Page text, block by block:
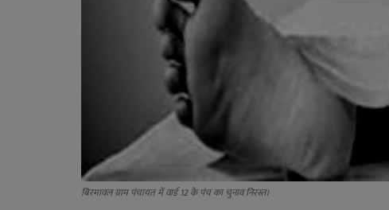
बिरमावल ग्राम पंचायत में वार्ड 12 के पंच का चुनाव निरस्त।